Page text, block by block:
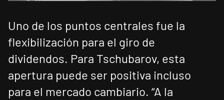
Uno de los puntos centrales fue la
flexibilización para el giro de
dividendos. Para Tschubarov, esta
apertura puede ser positiva incluso
para el mercado cambiario. “A la